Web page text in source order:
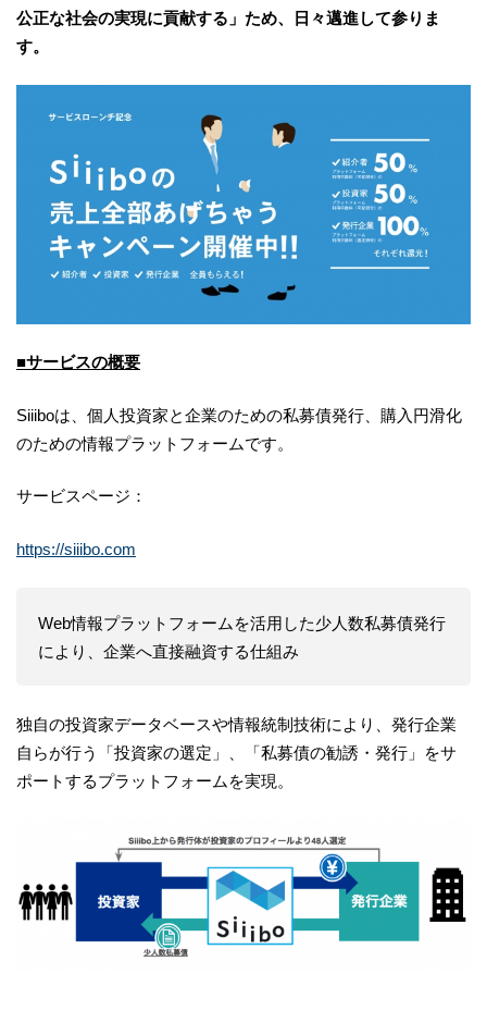
公正な社会の実現に貢献する」ため、日々邁進して参りま
す。
■サービスの概要
Siiiboは、個人投資家と企業のための私募債発行、購入円滑化
のための情報プラットフォームです。
サービスページ：
https://siiibo.com
Web情報プラットフォームを活用した少人数私募債発行
により、企業へ直接融資する仕組み
独自の投資家データベースや情報統制技術により、発行企業
自らが行う「投資家の選定」、「私募債の勧誘・発行」をサ
ポートするプラットフォームを実現。